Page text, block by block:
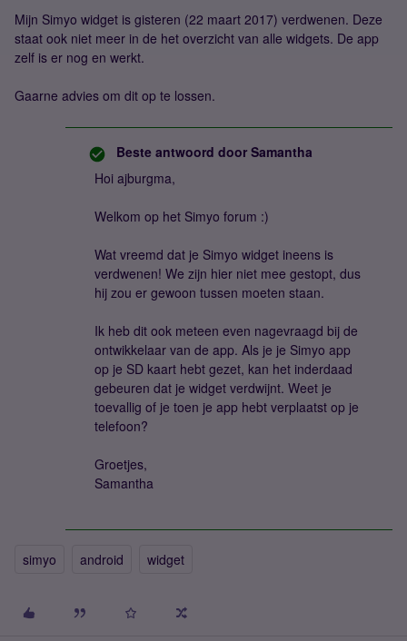
Mijn Simyo widget is gisteren (22 maart 2017) verdwenen. Deze
staat ook niet meer in de het overzicht van alle widgets. De app
zelf is er nog en werkt.
Gaarne advies om dit op te lossen.
Beste antwoord door Samantha
Hoi ajburgma,
Welkom op het Simyo forum :)
Wat vreemd dat je Simyo widget ineens is
verdwenen! We zijn hier niet mee gestopt, dus
hij zou er gewoon tussen moeten staan.
Ik heb dit ook meteen even nagevraagd bij de
ontwikkelaar van de app. Als je je Simyo app
op je SD kaart hebt gezet, kan het inderdaad
gebeuren dat je widget verdwijnt. Weet je
toevallig of je toen je app hebt verplaatst op je
telefoon?
Groetjes,
Samantha
simyo android widget